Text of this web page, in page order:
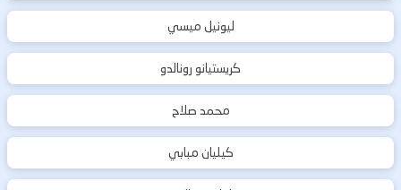
ليونيل ميسي
كريستيانو رونالدو
محمد صلاح
كيليان مبابي